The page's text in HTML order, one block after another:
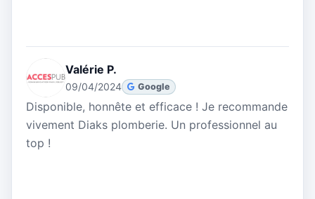
Valérie P.
09/04/2024 Google
Disponible, honnête et efficace ! Je recommande
vivement Diaks plomberie. Un professionnel au
top !